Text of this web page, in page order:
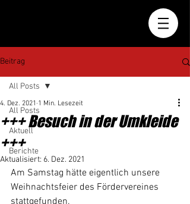
Beitrag
All Posts
Aktuell
Berichte
All Posts
+++ Besuch in der Umkleide
+++
4. Dez. 2021 1 Min. Lesezeit
Aktualisiert: 6. Dez. 2021
Am Samstag hätte eigentlich unsere
Weihnachtsfeier des Fördervereines
stattgefunden.